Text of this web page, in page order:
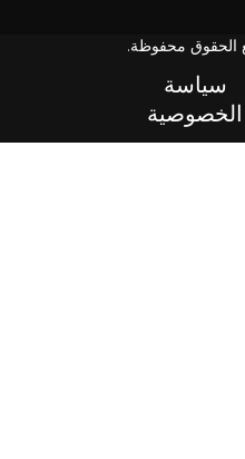
سياسة
الخصوصية